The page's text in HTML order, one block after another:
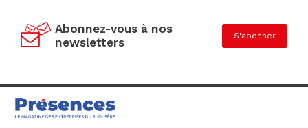
Abonnez-vous à nos
newsletters
S'abonner